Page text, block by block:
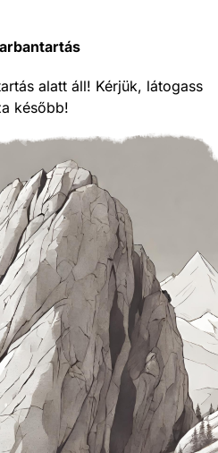
alatt áll! Kérjük, látogass
később!